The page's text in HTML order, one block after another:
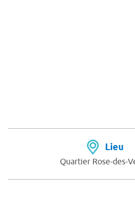
Lieu
Quartier Rose-des-